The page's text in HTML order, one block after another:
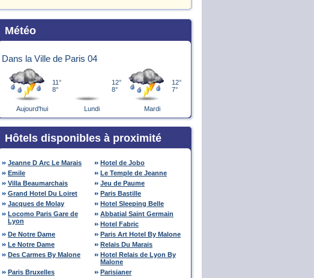
Météo
Dans la Ville de Paris 04
11°
8°
12°
8°
12°
7°
Aujourd'hui Lundi Mardi
Hôtels disponibles à proximité
Jeanne D Arc Le Marais
Hotel de Jobo
Emile
Le Temple de Jeanne
Villa Beaumarchais
Jeu de Paume
Grand Hotel Du Loiret
Paris Bastille
Jacques de Molay
Hotel Sleeping Belle
Locomo Paris Gare de
Lyon
Abbatial Saint Germain
Hotel Fabric
De Notre Dame
Paris Art Hotel By Malone
Le Notre Dame
Relais Du Marais
Des Carmes By Malone
Hotel Relais de Lyon By
Malone
Paris Bruxelles
Parisianer